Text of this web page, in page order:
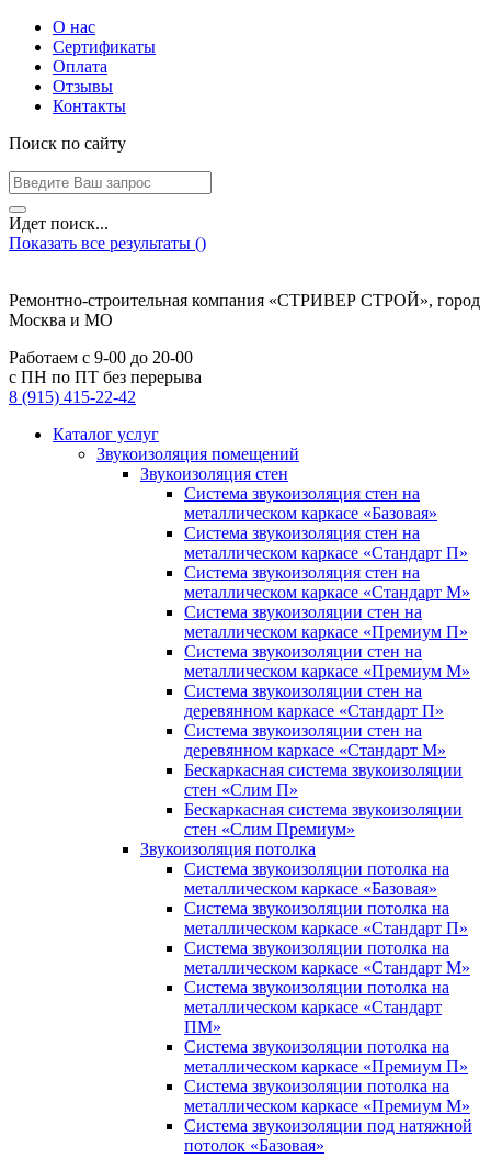
О нас
Сертификаты
Оплата
Отзывы
Контакты
Поиск по сайту
Идет поиск...
Показать все результаты ()
Ремонтно-строительная компания «СТРИВЕР СТРОЙ», город
Москва и МО
Работаем с 9-00 до 20-00
с ПН по ПТ без перерыва
8 (915) 415-22-42
Каталог услуг
Звукоизоляция помещений
Звукоизоляция стен
Система звукоизоляция стен на
металлическом каркасе «Базовая»
Система звукоизоляция стен на
металлическом каркасе «Стандарт П»
Система звукоизоляция стен на
металлическом каркасе «Стандарт М»
Система звукоизоляции стен на
металлическом каркасе «Премиум П»
Система звукоизоляции стен на
металлическом каркасе «Премиум М»
Система звукоизоляции стен на
деревянном каркасе «Стандарт П»
Система звукоизоляции стен на
деревянном каркасе «Стандарт М»
Бескаркасная система звукоизоляции
стен «Слим П»
Бескаркасная система звукоизоляции
стен «Слим Премиум»
Звукоизоляция потолка
Система звукоизоляции потолка на
металлическом каркасе «Базовая»
Система звукоизоляции потолка на
металлическом каркасе «Стандарт П»
Система звукоизоляции потолка на
металлическом каркасе «Стандарт М»
Система звукоизоляции потолка на
металлическом каркасе «Стандарт
ПМ»
Система звукоизоляции потолка на
металлическом каркасе «Премиум П»
Система звукоизоляции потолка на
металлическом каркасе «Премиум М»
Система звукоизоляции под натяжной
потолок «Базовая»